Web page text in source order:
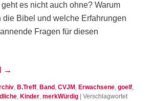
es nicht auch ohne? War­um
die Bibel und wel­che Erfah­run­gen
Fra­gen für die­sen
→
, B.Treff, Band ,CVJM , Erwachsene,goelf,
, Kinder,merkWürdig |Verschlagwortet